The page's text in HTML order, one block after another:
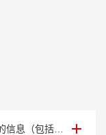
网页设计，是根据企业希望向浏览者传递的信息（包括产品、服务、理念、文化），进行网···